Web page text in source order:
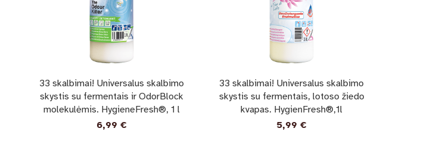
33 skalbimai! Universalus skalbimo
skystis su fermentais ir OdorBlock
molekulėmis. HygieneFresh®, 1 l
6,99€
33 skalbimai! Universalus skalbimo
skystis su fermentais, lotoso žiedo
kvapas. HygienFresh®,1l
5,99€